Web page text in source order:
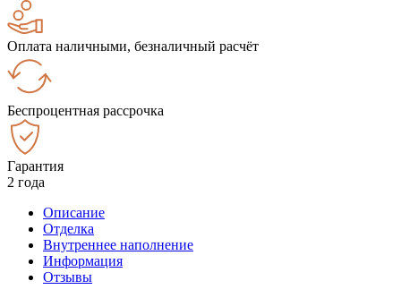
Оплата наличными, безналичный расчёт
Беспроцентная рассрочка
Гарантия
2 года
Описание
Отделка
Внутреннее наполнение
Информация
Отзывы